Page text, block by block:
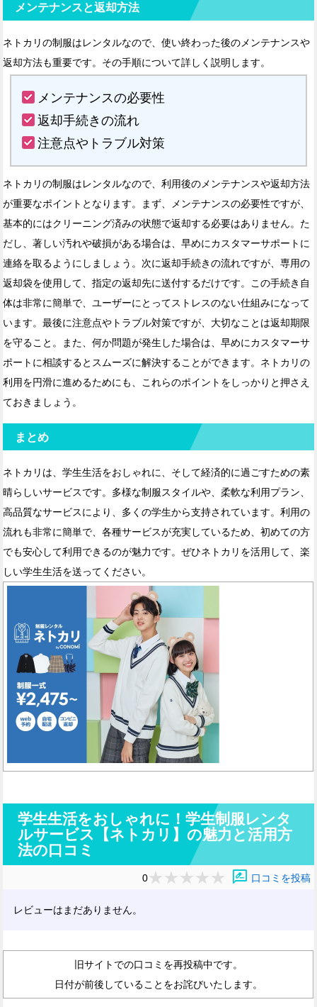
メンテナンスと返却方法
ネトカリの制服はレンタルなので、使い終わった後のメンテナンスや
返却方法も重要です。その手順について詳しく説明します。
メンテナンスの必要性
返却手続きの流れ
注意点やトラブル対策
ネトカリの制服はレンタルなので、利用後のメンテナンスや返却方法
が重要なポイントとなります。まず、メンテナンスの必要性ですが、
基本的にはクリーニング済みの状態で返却する必要はありません。た
だし、著しい汚れや破損がある場合は、早めにカスタマーサポートに
連絡を取るようにしましょう。次に返却手続きの流れですが、専用の
返却袋を使用して、指定の返却先に送付するだけです。この手続き自
体は非常に簡単で、ユーザーにとってストレスのない仕組みになって
います。最後に注意点やトラブル対策ですが、大切なことは返却期限
を守ること。また、何か問題が発生した場合は、早めにカスタマーサ
ポートに相談するとスムーズに解決することができます。ネトカリの
利用を円滑に進めるためにも、これらのポイントをしっかりと押さえ
ておきましょう。
まとめ
ネトカリは、学生生活をおしゃれに、そして経済的に過ごすための素
晴らしいサービスです。多様な制服スタイルや、柔軟な利用プラン、
高品質なサービスにより、多くの学生から支持されています。利用の
流れも非常に簡単で、各種サービスが充実しているため、初めての方
でも安心して利用できるのが魅力です。ぜひネトカリを活用して、楽
しい学生生活を送ってください。
学生生活をおしゃれに！学生制服レンタ
ルサービス【ネトカリ】の魅力と活用方
法の口コミ
0 rate_review 口コミを投稿
レビューはまだありません。
旧サイトでの口コミを再投稿中です。
日付が前後していることをお詫びいたします。